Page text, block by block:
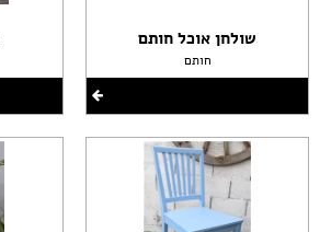
שולחן אוכל חותם
חותם